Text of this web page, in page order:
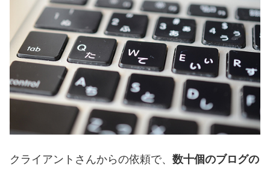
クライアントさんからの依頼で、 数十個のブログの